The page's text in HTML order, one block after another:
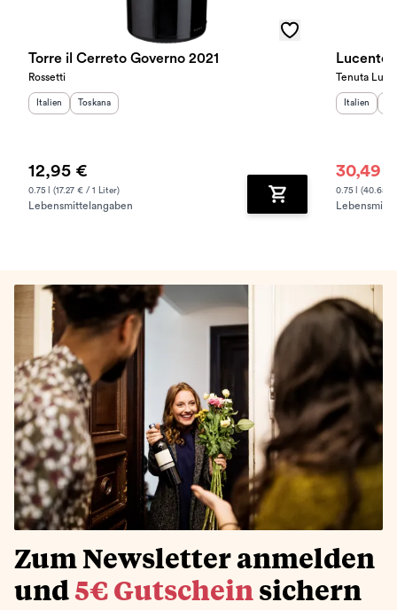
Torre il Cerreto Governo 2021
Rossetti
Herkunftsland :
Italien Herkunftsregion
Toskana
12,95 €
0.75 l (17.27 € / 1 Liter)
Lebensmittelangaben Zum Warenkorb
Lucente
Tenuta Luce
Italien
30,49 €
0.75 l (40.65 €
Zum Newsletter anmelden
und 5€ Gutschein sichern